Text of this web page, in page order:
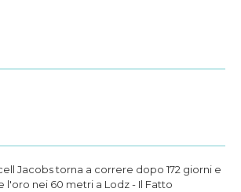
Jacobs torna a correre dopo 172 giorni e
l'oro nei 60 metri a Lodz - Il Fatto